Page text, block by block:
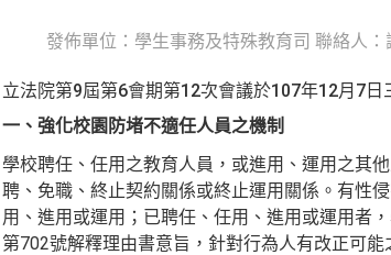
發佈單位：學生事務及特殊教育司 聯絡人
立法院第9屆第6會期第12次會議於107年12月7
一、強化校園防堵不適任人員之機制
學校聘任、任用之教育人員，或進用、運用之其
聘、免職、終止契約關係或終止運用關係。有性
用、進用或運用；已聘任、任用、進用或運用者
第702號解釋理由書意旨，針對行為人有改正可